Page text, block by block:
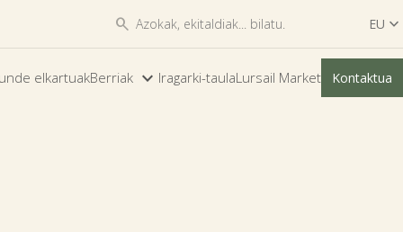
 EU 
ES
EU
elkartuakBerriak  Iragarki-taulaLursail Market Kontaktua